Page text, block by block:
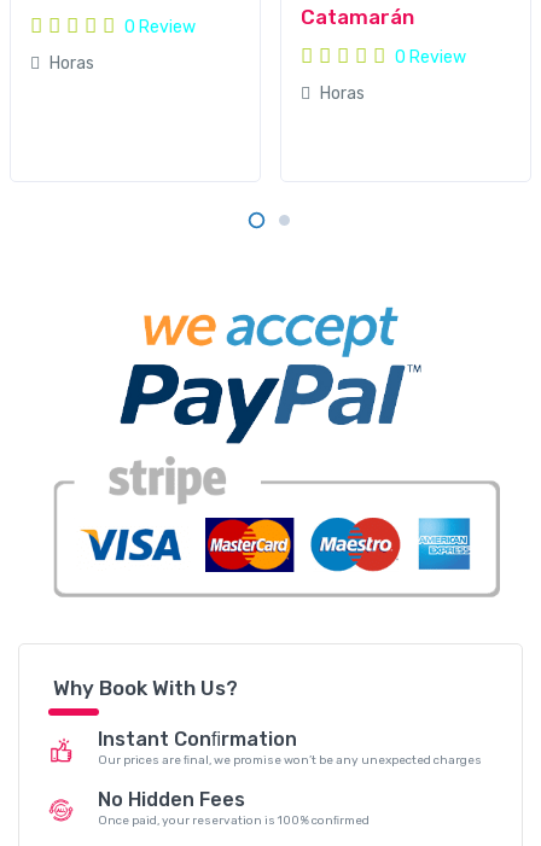
0 Review
Horas
Catamarán
0 Review
Horas
Why Book With Us?
Instant Conﬁrmation
Our prices are ﬁnal, we promise won’t be any unexpected charges
No Hidden Fees
Once paid, your reservation is 100% conﬁrmed